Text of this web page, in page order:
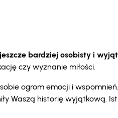
bardziej osobisty i
czy wyznanie miłości.
ogrom emocji i
Waszą historię wyjątkową.